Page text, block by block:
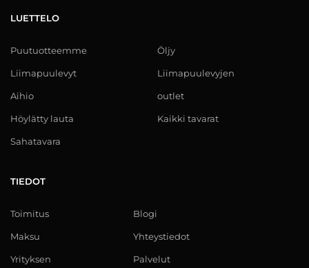
LUETTELO
Puutuotteemme
Liimapuulevyt
Aihio
Höylätty lauta
Sahatavara
Öljy
Liimapuulevyjen
outlet
Kaikki tavarat
TIEDOT
Toimitus
Maksu
Yrityksen
Blogi
Yhteystiedot
Palvelut